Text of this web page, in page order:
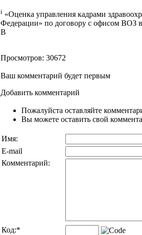
i «Оценка управления кадрами
Федерации» по договору с офисом ВОЗ
B
Просмотров: 30672
Ваш комментарий будет первым
Добавить комментарий
Пожалуйста оставляйте
Вы можете оставить свой
Имя:
E-mail
Комментарий:
Код:*